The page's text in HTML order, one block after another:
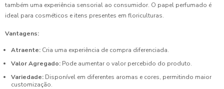
também uma experiência sensorial ao consumidor. O papel perfumado é
ideal para cosméticos e itens presentes em floriculturas.
Vantagens:
Atraente: Cria uma experiência de compra diferenciada.
Valor Agregado: Pode aumentar o valor percebido do produto.
Variedade: Disponível em diferentes aromas e cores, permitindo maior
customização.